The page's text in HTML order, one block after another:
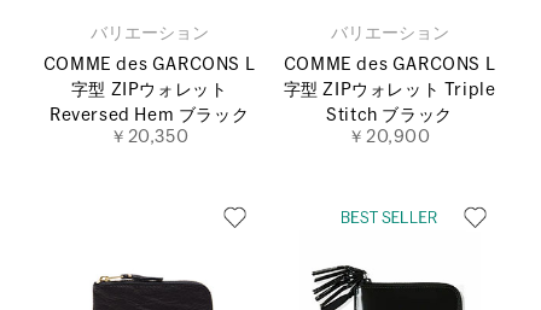
バリエーション
COMME des GARCONS L
字型 ZIPウォレット
Reversed Hem ブラック
￥20,350
バリエーション
COMME des GARCONS L
字型 ZIPウォレット Triple
Stitch ブラック
￥20,900